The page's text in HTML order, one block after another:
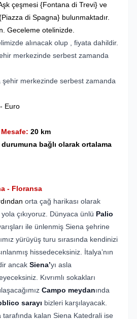
çeşmesi {Fontana di Trevi} ve
di Spagna} bulunmaktadır.
Geceleme otelinizde.
alınacak olup , fiyata dahildir.
merkezinde serbest zamanda
şehir merkezinde serbest zamanda
Euro
20 km
durumuna bağlı olarak ortalama
- Floransa
orta çağ harikası olarak
çıkıyoruz. Dünyaca ünlü Palio
ile ünlenmiş Siena şehrine
yürüyüş turu sırasında kendinizi
hissedeceksiniz. İtalya’nın
ancak Siena’yı asla
Kıvrımlı sokakları
Campo meydanında
sarayı bizleri karşılayacak.
tarafında kalan Siena Katedrali ise